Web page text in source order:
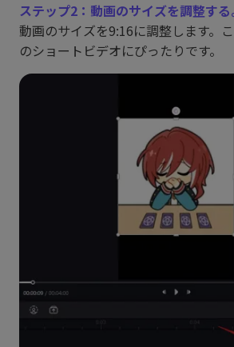
ステップ2：動画のサイズを調整する
動画のサイズを9:16に調整します。
のショートビデオにぴったりです。